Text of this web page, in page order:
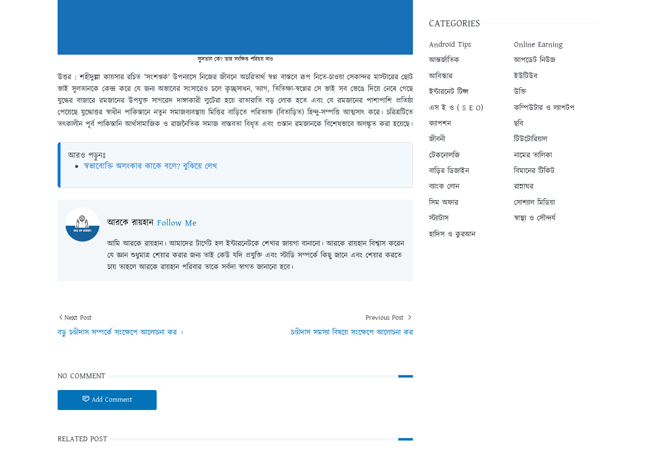
সুলতান কে? তার সংক্ষিপ্ত পরিচয় দাও
উত্তর : শহীদুল্লা কায়সার রচিত 'সংশপ্তক' উপন্যাসে নিজের জীবনে অচরিতার্থ স্বপ্ন বাস্তবে রূপ নিতে-চাওয়া সেকান্দর মাস্টারের ছোট
ভাই সুলতানকে কেন্দ্র করে যে জন্য অভাবের সংসারেও চলে কৃচ্ছ্রসাধন, ত্যাগ, তিতিক্ষা-স্বপ্নের সে ভাই সব ভেঙে দিয়ে নেৰে গেছে
যুদ্ধের বাজারে রমজানের উপযুক্ত সাগরেদ দাঙ্গাকারী লুটেরা হয়ে রাতারাতি বড় লোক হতে এবং যে রমজানের পাশাপাশি প্রতিষ্ঠা
পেয়েছে যুদ্ধোত্তর স্বাধীন পাকিস্তানে নতুন সমাজব্যবস্থায় মিত্তির বাড়িতে পরিত্যক্ত (বিতাড়িত) হিন্দু-সম্পত্তি আত্মসাৎ করে। চরিত্রটিতে
তৎকালীন পূর্ব পাকিস্তানি আর্থসামাজিক ও রাজনৈতিক সমাজ বাস্তবতা বিধৃত এবং গুস্তান রমজানকে বিশেষভাবে অলঙ্কৃত করা হয়েছে।
আরও পড়ুনঃ
স্বভাবোক্তি অলংকার কাকে বলে? বুঝিয়ে লেখ
আরকে রায়হান Follow Me
আমি আরকে রায়হান। আমাদের টার্গেট হল ইন্টারনেটকে শেখার জায়গা বানানো। আরকে রায়হান বিশ্বাস করেন
যে জ্ঞান শুধুমাত্র শেয়ার করার জন্য তাই কেউ যদি প্রযুক্তি এবং স্টাডি সম্পর্কে কিছু জানে এবং শেয়ার করতে
চায় তাহলে আরকে রায়হান পরিবার তাকে সর্বদা স্বাগত জানানো হবে।
Next Post
বড়ু চণ্ডীদাস সম্পর্কে সংক্ষেপে আলোচনা কর ।
Previous Post
চণ্ডীদাস সমস্যা বিষয়ে সংক্ষেপে আলোচনা কর
NO COMMENT
Add Comment
RELATED POST
CATEGORIES
Android Tips
Online Earning
আন্তর্জাতিক
আপডেট নিউজ
আবিস্কার
ইউটিউব
ইন্টারনেট টিপ্স
উক্তি
এস ই ও ( S E O)
কম্পিউটার ও ল্যাপটপ
ক্যাপশন
ছবি
জীবনী
টিউটোরিয়াল
টেকনোলজি
নামের তালিকা
বাড়ির ডিজাইন
বিমানের টিকিট
ব্যাংক লোন
রান্নাঘর
সিম অফার
সোশ্যাল মিডিয়া
স্ট্যাটাস
স্বাস্থ্য ও সৌন্দর্য
হাদিস ও কুরআন